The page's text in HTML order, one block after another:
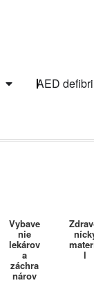
AED
Vybave
nie
lekárov
a
záchra
nárov
l